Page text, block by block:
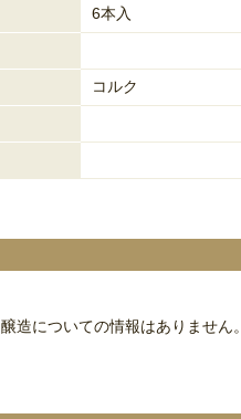
6本入
コルク
醸造についての情報はありません。